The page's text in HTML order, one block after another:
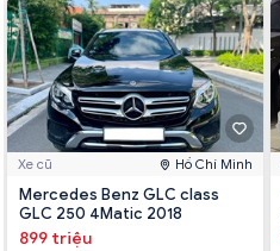
Xe cũ Hồ Chí Minh
Mercedes Benz GLC class
GLC 250 4Matic 2018
899 triệu